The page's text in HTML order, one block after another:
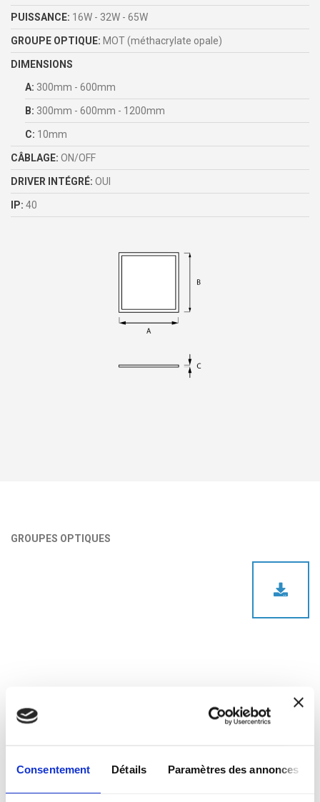
Consentement Détails Paramètres des annonces
PUISSANCE: 16W - 32W - 65W
GROUPE OPTIQUE: MOT (méthacrylate opale)
DIMENSIONS
A: 300mm - 600mm
B: 300mm - 600mm - 1200mm
C: 10mm
CÂBLAGE: ON/OFF
DRIVER INTÉGRÉ: OUI
IP: 40
GROUPES OPTIQUES